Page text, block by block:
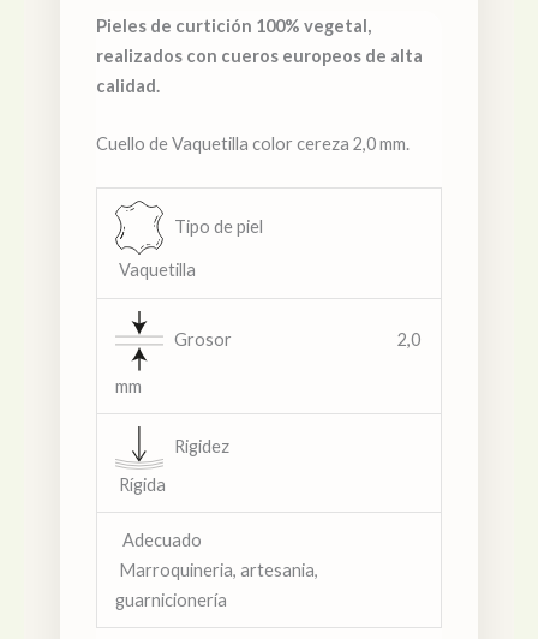
Pieles de curtición 100% vegetal,
realizados con cueros europeos de alta
calidad.
Cuello de Vaquetilla color cereza 2,0 mm.
Tipo de piel
Vaquetilla
Grosor 2,0
mm
Rigidez
Rígida
Adecuado
Marroquineria, artesania,
guarnicionería